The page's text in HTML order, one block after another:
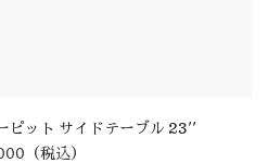
ピット サイドテーブル 23''
（税込）